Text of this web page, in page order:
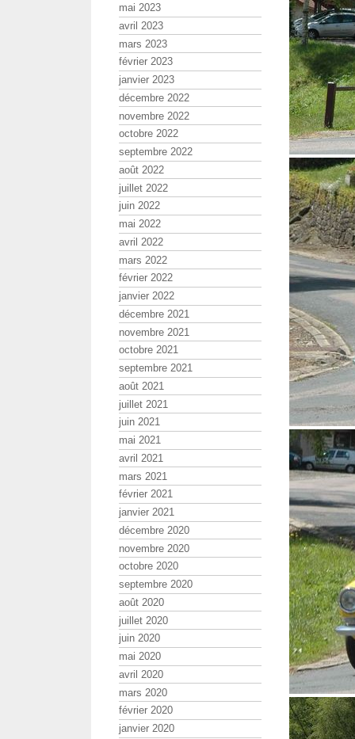
mai 2023
avril 2023
mars 2023
février 2023
janvier 2023
décembre 2022
novembre 2022
octobre 2022
septembre 2022
août 2022
juillet 2022
juin 2022
mai 2022
avril 2022
mars 2022
février 2022
janvier 2022
décembre 2021
novembre 2021
octobre 2021
septembre 2021
août 2021
juillet 2021
juin 2021
mai 2021
avril 2021
mars 2021
février 2021
janvier 2021
décembre 2020
novembre 2020
octobre 2020
septembre 2020
août 2020
juillet 2020
juin 2020
mai 2020
avril 2020
mars 2020
février 2020
janvier 2020